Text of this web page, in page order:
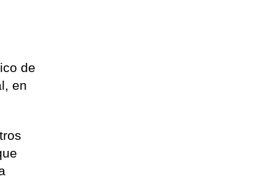
de
en